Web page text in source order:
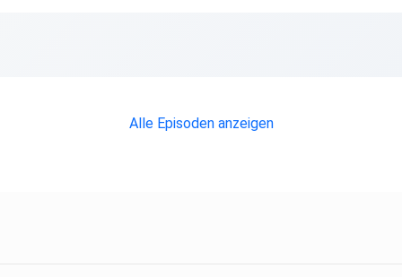
Alle Episoden anzeigen